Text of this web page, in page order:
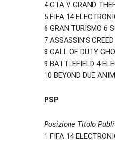
4 GTA V GRAND
5 FIFA 14
6 GRAN TURISMO 6
7 ASSASSIN’S
8 CALL OF DUTY
9 BATTLEFIELD 4
10 BEYOND DUE
PSP
Posizione Titolo
1 FIFA 14